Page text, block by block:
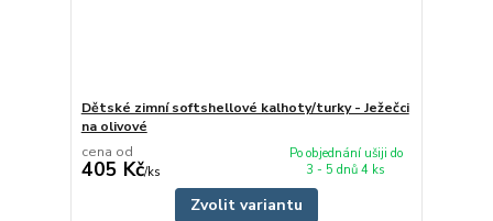
Dětské zimní softshellové kalhoty/turky - Ježečci
na olivové
cena od
405 Kč/ks
Po objednání ušiji do
3 - 5 dnů 4 ks
Zvolit variantu